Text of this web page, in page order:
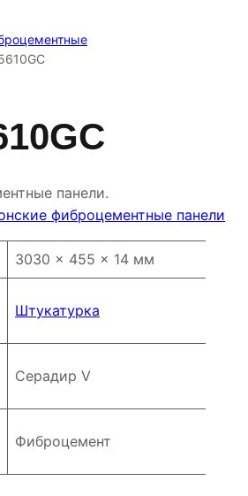
панели.
фиброцементные панели
3030 × 455 × 14 мм
Штукатурка
Серадир V
Фиброцемент